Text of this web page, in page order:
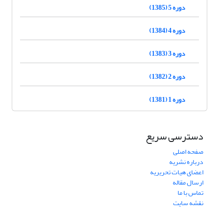
دوره 5 (1385)
دوره 4 (1384)
دوره 3 (1383)
دوره 2 (1382)
دوره 1 (1381)
دسترسی سریع
صفحه اصلی
درباره نشریه
اعضای هیات تحریریه
ارسال مقاله
تماس با ما
نقشه سایت